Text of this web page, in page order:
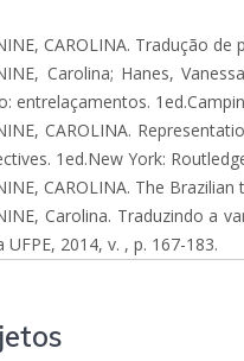
CAROLINA. Tradução
Carolina; Hanes,
entrelaçamentos.
CAROLINA.
1ed.New York:
CAROLINA. The
Carolina. Traduzindo a
UFPE, 2014, v. , p. 167-183.